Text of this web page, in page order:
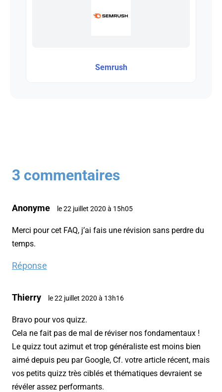
Semrush
3 commentaires
Anonyme le 22 juillet 2020 à 15h05
Merci pour cet FAQ, j’ai fais une révision sans perdre du
temps.
Réponse
Thierry le 22 juillet 2020 à 13h16
Bravo pour vos quizz.
Cela ne fait pas de mal de réviser nos fondamentaux !
Le quizz tout azimut et trop généraliste est moins bien
aimé depuis peu par Google, Cf. votre article récent, mais
vos petits quizz très ciblés et thématiques devraient se
révéler assez performants.